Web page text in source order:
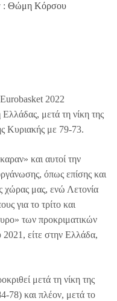
: Θώμη Κόρσου
Eurobasket 2022
μετά τη νίκη της
Κυριακής με 79-73.
και αυτοί την
όπως επίσης και
χώρας μας, ενώ Λετονία
για το τρίτο και
των προκριματικών
2021, είτε στην Ελλάδα,
μετά τη νίκη της
78) και πλέον, μετά το